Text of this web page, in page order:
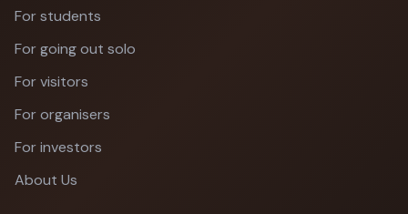
For students
For going out solo
For visitors
For organisers
For investors
About Us